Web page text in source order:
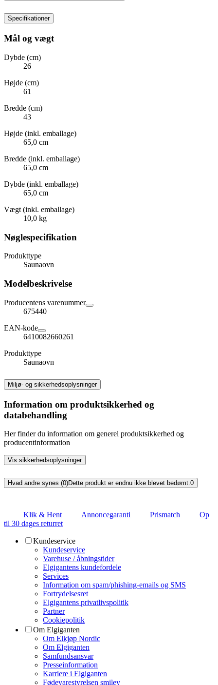
Specifikationer
Mål og vægt
Dybde (cm)
26
Højde (cm)
61
Bredde (cm)
43
Højde (inkl. emballage)
65,0 cm
Bredde (inkl. emballage)
65,0 cm
Dybde (inkl. emballage)
65,0 cm
Vægt (inkl. emballage)
10,0 kg
Nøglespecifikation
Produkttype
Saunaovn
Modelbeskrivelse
Producentens varenummer
675440
EAN-kode
6410082660261
Produkttype
Saunaovn
Miljø- og sikkerhedsoplysninger
Information om produktsikkerhed og
databehandling
Her finder du information om generel produktsikkerhed og
producentinformation
Vis sikkerhedsoplysninger
Hvad andre synes (0)Dette produkt er endnu ikke blevet bedømt.0
Klik & Hent Annoncegaranti Prismatch
Op
til 30 dages returret
Kundeservice
Kundeservice
Varehuse / åbningstider
Elgigantens kundefordele
Services
Information om spam/phishing-emails og SMS
Fortrydelsesret
Elgigantens privatlivspolitik
Partner
Cookiepolitik
Om Elgiganten
Om Elkjøp Nordic
Om Elgiganten
Samfundsansvar
Presseinformation
Karriere i Elgiganten
Fødevarestyrelsen smiley